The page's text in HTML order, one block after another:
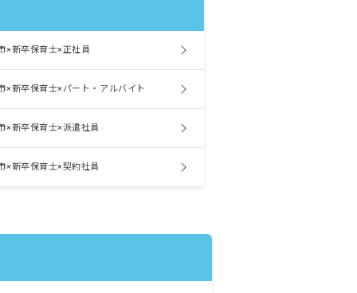
×新卒保育士×正社員
×新卒保育士×パート・アルバイト
×新卒保育士×派遣社員
×新卒保育士×契約社員